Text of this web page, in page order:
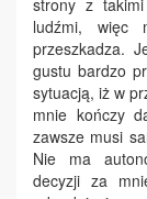
ludźmi, więc
przeszkadza.
gustu bardzo
sytuacją, iż w
mnie kończy
zawsze musi
Nie ma
decyzji za